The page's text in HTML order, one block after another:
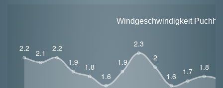
Windgeschwindigkeit